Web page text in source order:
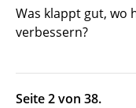
Was klappt gut, wo
verbessern?
Seite 2 von 38.